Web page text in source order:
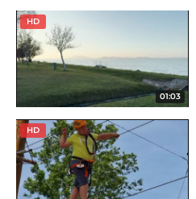
HD
01:03
HD